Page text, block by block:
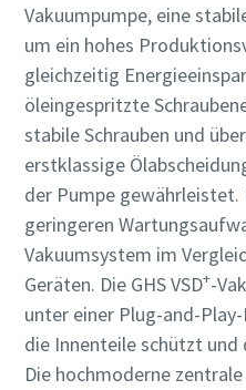
Vakuumpumpe, eine
um ein hohes
gleichzeitig
öleingespritzte
stabile Schrauben und
erstklassige
der Pumpe gewährleistet.
geringeren
Vakuumsystem im
Geräten. Die GHS VSD+-
unter einer Plug-and-
die Innenteile schützt und
Die hochmoderne